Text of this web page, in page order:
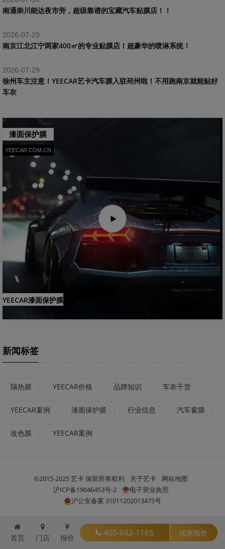
南通崇川能达夜市旁，超级靠谱的宝藏汽车贴膜店！！
2026-07-29
南京江北江宁两家400㎡的专业贴膜店！超豪华的喷淋系统！
2026-07-29
​徐州车主注意！YEECAR艺卡汽车膜入驻邳州啦！不用跑南京就能贴好
车衣
漆面保护膜
YEECAR.COM.CN
YEECAR漆面保护膜
新闻标签
隔热膜 YEECAR价格 品牌知识 车衣干货
YEECAR案例 漆面保护膜 行业信息 汽车窗膜
改色膜 YEECAR案例
©2015-2025 艺卡 保留所有权利 关于艺卡
网站地图
沪ICP备19046453号-2
电子营业执照
沪公安备案 31011202013475号
首页 门店 报价
400-882-1165 优惠报价